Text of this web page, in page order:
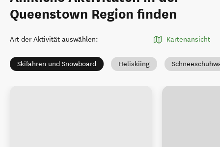
Queenstown Region finden
Art der Aktivität auswählen: Kartenansicht
Skifahren und Snowboard Heliskiing